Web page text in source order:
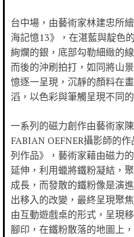
台中場，由藝術家林建忠所
海記憶13》，在湛藍與靛色
絢爛的銀，底部勾勒細緻的
而後的沖刷拍打，如同將山
憶逐一呈現，沉靜的顏料在
滔，以色彩與筆觸呈現不同
一系列的磁力創作由藝術家
FABIAN OEFNER攝影師的
列作品》，藝術家藉由磁力
延伸，利用蠟將鐵粉凝結，
成長，而發散的鐵粉像是演
出移入的改變，最終呈現聚
由互動遊戲桌的形式，呈現
腳印，在鐵粉散落的地圖上